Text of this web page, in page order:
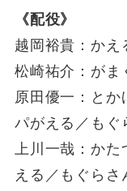
《配役》
越岡裕貴：かえ
松崎祐介：がま
原田優一：と
パがえる／もぐ
上川一哉：か
える／もぐらさ